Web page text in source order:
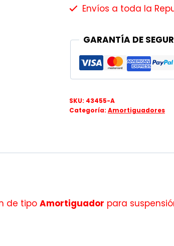
Envíos a toda la
GARANTÍA DE
SKU: 43455-A
Categoría: Amortiguadores
de tipo Amortiguador para